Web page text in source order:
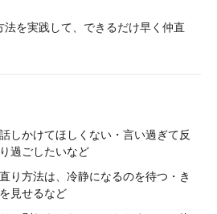
を実践して、できるだけ早く仲直
しかけてほしくない・言い過ぎて反
過ごしたいなど
り方法は、冷静になるのを待つ・き
見せるなど